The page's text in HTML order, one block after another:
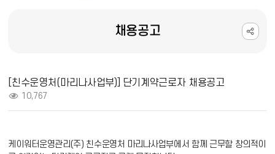
채용공고
[친수운영처(마리나사업부)] 단기계약근로자 채용공고
10,767
케이워터운영관리(주) 친수운영처 마리나사업부에서 함께 근무할 창의적이